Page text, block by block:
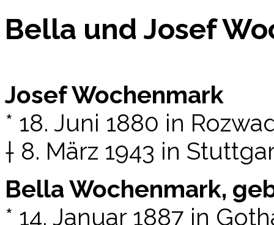
Bella und Josef
Josef Wochen­mark
* 18. Juni 1880 in
† 8. März 1943 in
Bel­la Wochen­mark,
* 14. Janu­ar 1887 in